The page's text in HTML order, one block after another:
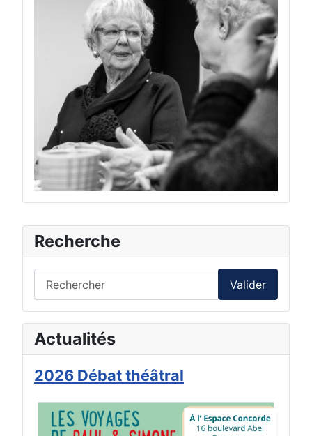
IMPORTANT
Quelques instants suffisent pour nous
aider à améliorer nos services :
Utilisez les liens à votre disposition
dans la rubrique "Contact & Accés"
Recherche
Valider
Actualités
2026 Débat théâtral